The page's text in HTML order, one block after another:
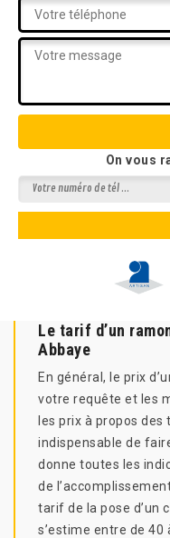
On vous
Le tarif d’un
Abbaye
En général, le prix
votre requête et les
les prix à propos
indispensable de
donne toutes les
de
tarif de la pose d’un
s’estime entre de 40